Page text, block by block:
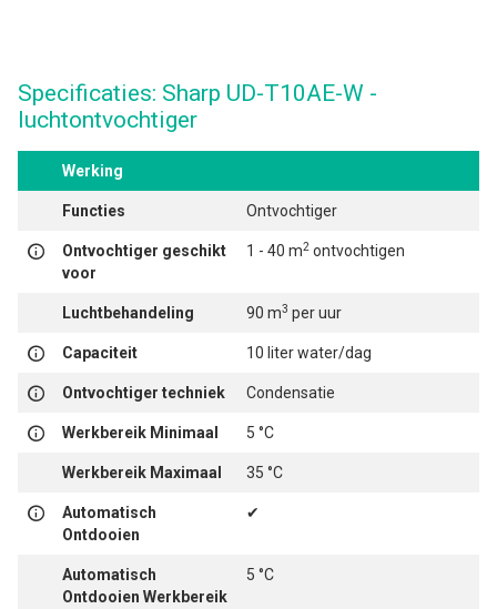
Specificaties: Sharp UD-T10AE-W -
luchtontvochtiger
Werking
Functies Ontvochtiger
Ontvochtiger geschikt
voor
1 - 40 m2 ontvochtigen
Luchtbehandeling 90 m3 per uur
Capaciteit 10 liter water/dag
Ontvochtiger techniek Condensatie
Werkbereik Minimaal 5 °C
Werkbereik Maximaal 35 °C
Automatisch
Ontdooien
✔
Automatisch
Ontdooien Werkbereik
5 °C